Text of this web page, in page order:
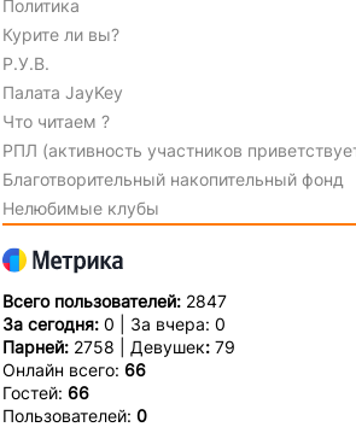
Политика
Курите ли вы?
Р.У.В.
Палата JayKey
Что читаем ?
РПЛ (активность участников
Благотворительный накопительный фонд
Нелюбимые клубы
Всего пользователей: 2847
За сегодня: 0 | За вчера: 0
Парней: 2758 | Девушек: 79
Онлайн всего: 66
Гостей: 66
Пользователей: 0